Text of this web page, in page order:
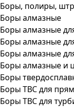
Боры, полиры,
Боры алмазные
Боры алмазные
Боры алмазные
Боры алмазные
Боры алмазные и
Боры
Боры ТВС для
Боры ТВС для